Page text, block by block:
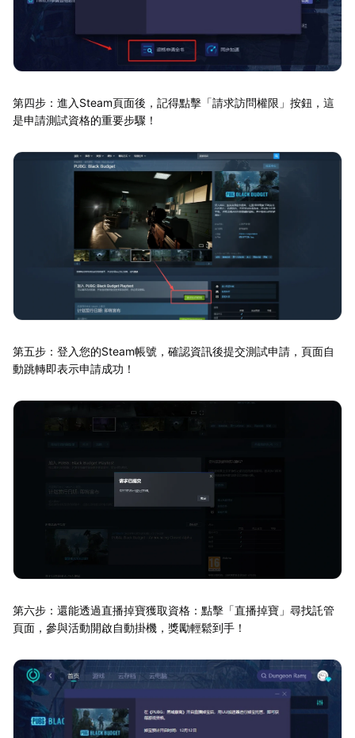
第四步：進入Steam頁面後，記得點擊「請求訪問權限」按鈕，這
是申請測試資格的重要步驟！
第五步：登入您的Steam帳號，確認資訊後提交測試申請，頁面自
動跳轉即表示申請成功！
第六步：還能透過直播掉寶獲取資格：點擊「直播掉寶」尋找託管
頁面，參與活動開啟自動掛機，獎勵輕鬆到手！